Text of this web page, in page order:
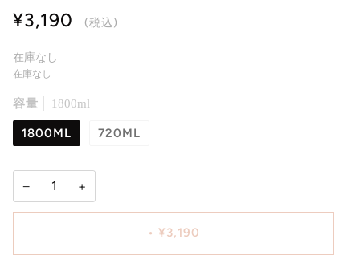
¥3,190 (税込)
在庫なし
在庫なし
容量 1800ml
1800ML 720ML
− +
• ¥3,190